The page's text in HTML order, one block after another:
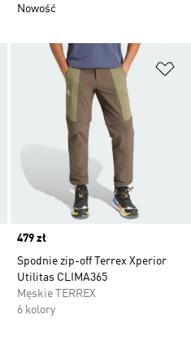
Nowość
Dodaj do listy życzeń
Price
479 zł
Spodnie zip-off Terrex Xperior
Utilitas CLIMA365
Męskie TERREX
6 kolory